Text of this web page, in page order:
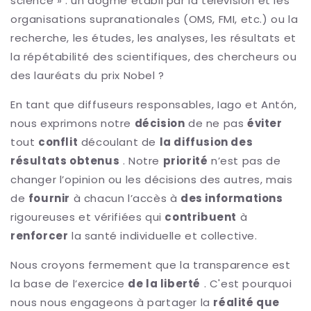
organisations supranationales (OMS, FMI, etc.) ou la
recherche, les études, les analyses, les résultats et
la répétabilité des scientifiques, des chercheurs ou
des lauréats du prix Nobel ?
En tant que diffuseurs responsables, Iago et Antón,
nous exprimons notre décision de ne paséviter
tout conflit découlant de la diffusion des
résultats obtenus . Notre priorité n’est pas de
changer l’opinion ou les décisions des autres, mais
de fournir à chacun l’accès à des informations
rigoureuses et vérifiées qui contribuent à
renforcer la santé individuelle et collective.
Nous croyons fermement que la transparence est
la base de l’exercice de la liberté . C'est pourquoi
nous nous engageons à partager la réalité que